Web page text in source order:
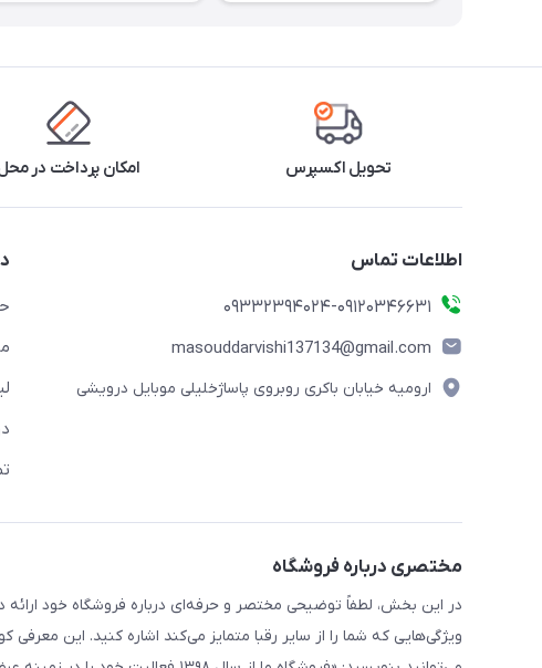
تحویل اکسپرس امکان پرداخت در
اطلاعات تماس
09332394024-09120346631
masouddarvishi137134@gmail.com
ارومیه خیابان باکری روبروی پاساژخلیلی موبایل درویشی
مختصری درباره فروشگاه
در این بخش، لطفاً توضیحی مختصر و حرفه‌ای درباره فروشگاه خود
ویژگی‌هایی که شما را از سایر رقبا متمایز می‌کند اشاره کنید. این